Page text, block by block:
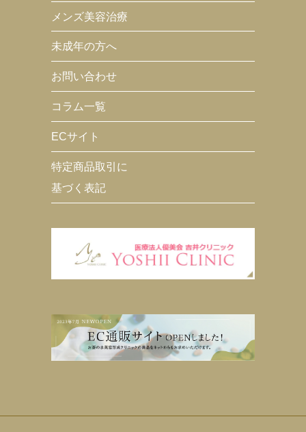
メンズ美容治療
未成年の方へ
お問い合わせ
コラム一覧
ECサイト
特定商品取引に
基づく表記